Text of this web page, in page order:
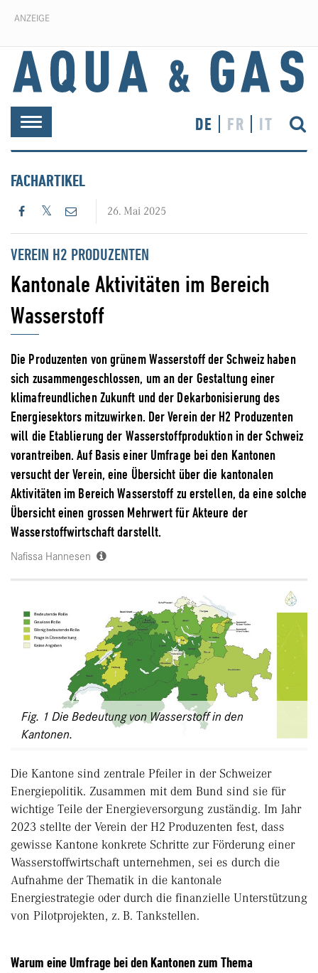
ANZEIGE
Toggle
navigation
DE FR IT
FACHARTIKEL
26. Mai 2025
VEREIN H2 PRODUZENTEN
Kantonale Aktivitäten im Bereich
Wasserstoff
Die Produzenten von grünem Wasserstoff der Schweiz haben
sich zusammengeschlossen, um an der Gestaltung einer
klimafreundlichen Zukunft und der Dekarbonisierung des
Energiesektors mitzuwirken. Der Verein der H2 Produzenten
will die Etablierung der Wasserstoffproduktion in der Schweiz
vorantreiben. Auf Basis einer Umfrage bei den Kantonen
versucht der Verein, eine Übersicht über die kantonalen
Aktivitäten im Bereich Wasserstoff zu erstellen, da eine solche
Übersicht einen grossen Mehrwert für Akteure der
Wasserstoffwirtschaft darstellt.
Nafissa Hannesen
Fig. 1 Die Bedeutung von Wasserstoff in den
Kantonen.
Die Kantone sind zentrale Pfeiler in der Schweizer
Energiepolitik. Zusammen mit dem Bund sind sie für
wichtige Teile der Energieversorgung zuständig. Im Jahr
2023 stellte der Verein der H2 Produzenten fest, dass
gewisse Kantone konkrete Schritte zur Förderung einer
Wasserstoffwirtschaft unternehmen, sei es durch die
Aufnahme der Thematik in die kantonale
Energiestrategie oder durch die finanzielle Unterstützung
von Pilotprojekten, z. B. Tankstellen.
Warum eine Umfrage bei den Kantonen zum Thema